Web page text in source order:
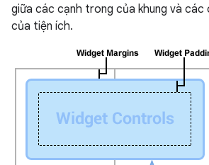
giữa các cạnh trong của khung và các
của tiện ích.